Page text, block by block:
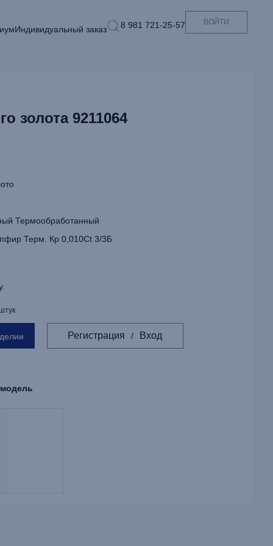
Индивидуальный заказ 8 981 721-25-57 ВОЙТИ
золота 9211064
Термообработанный
Терм. Кр 0,010Ct 3/3Б
Регистрация / Вход